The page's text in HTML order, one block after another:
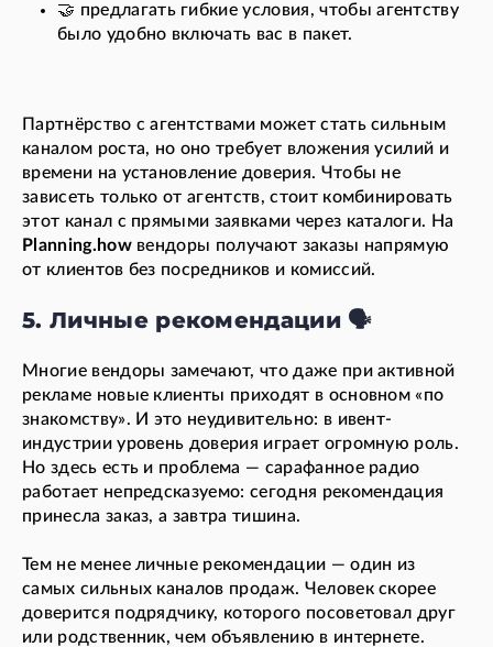
🤝 предлагать гибкие условия, чтобы агентству
было удобно включать вас в пакет.
Партнёрство с агентствами может стать сильным
каналом роста, но оно требует вложения усилий и
времени на установление доверия. Чтобы не
зависеть только от агентств, стоит комбинировать
этот канал с прямыми заявками через каталоги. На
Planning.howвендоры получают заказы напрямую
от клиентов без посредников и комиссий.
5. Личные рекомендации 🗣️
Многие вендоры замечают, что даже при активной
рекламе новые клиенты приходят в основном «по
знакомству». И это неудивительно: в ивент-
индустрии уровень доверия играет огромную роль.
Но здесь есть и проблема — сарафанное радио
работает непредсказуемо: сегодня рекомендация
принесла заказ, а завтра тишина.
Тем не менее личные рекомендации — один из
самых сильных каналов продаж. Человек скорее
доверится подрядчику, которого посоветовал друг
или родственник, чем объявлению в интернете.